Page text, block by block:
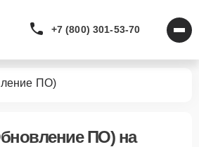
+7 (800) 301-53-70
ПО)
ПО)на